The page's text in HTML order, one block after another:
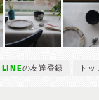
LINEの友達登録 ト